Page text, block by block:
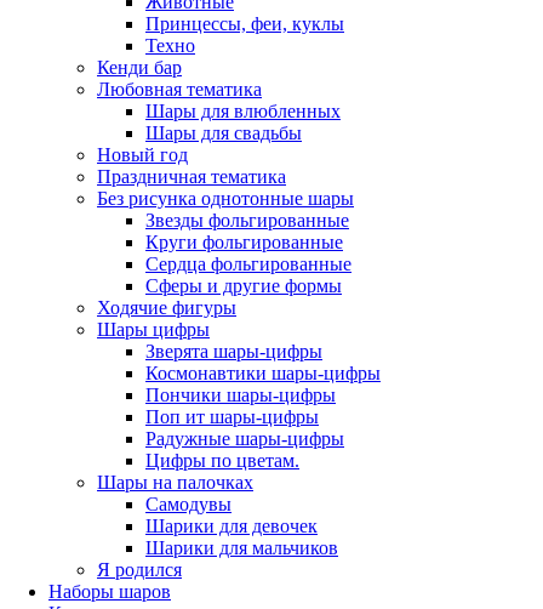
Принцессы, феи, куклы
Техно
Кенди бар
Любовная тематика
Шары для влюбленных
Шары для свадьбы
Новый год
Праздничная тематика
Без рисунка однотонные шары
Звезды фольгированные
Круги фольгированные
Сердца фольгированные
Сферы и другие формы
Ходячие фигуры
Шары цифры
Зверята шары-цифры
Космонавтики шары-цифры
Пончики шары-цифры
Поп ит шары-цифры
Радужные шары-цифры
Цифры по цветам.
Шары на палочках
Самодувы
Шарики для девочек
Шарики для мальчиков
Я родился
Наборы шаров